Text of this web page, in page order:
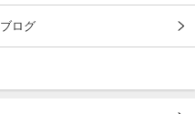
ブログ